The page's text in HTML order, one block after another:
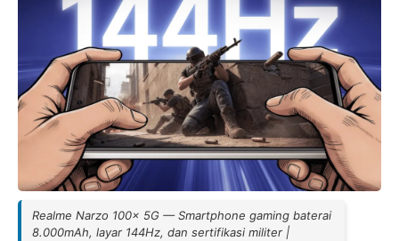
Realme Narzo 100x 5G — Smartphone gaming baterai
8.000mAh, layar 144Hz, dan sertifikasi militer |